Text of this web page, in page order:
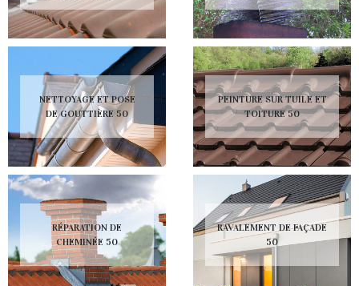
NETTOYAGE ET POSE
DE GOUTTIÈRE 50
RÉPARATION DE
CHEMINÉE 50
PEINTURE SUR TUILE ET
TOITURE 50
RAVALEMENT DE FAÇADE
50